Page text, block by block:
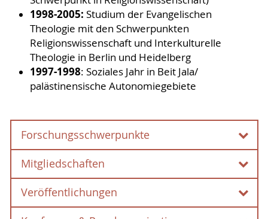
1998-2005: Studium der Evangelischen
Theologie mit den Schwerpunkten
Religionswissenschaft und Interkulturelle
Theologie in Berlin und Heidelberg
1997-1998: Soziales Jahr in Beit Jala/
palästinensische Autonomiegebiete
Forschungsschwerpunkte
Forschungsschwerpunkte
Religionsgeschichte Indiens und des
südlichen Afrikas
Mitgliedschaften
Mitgliedschaften
Veröffentlichungen